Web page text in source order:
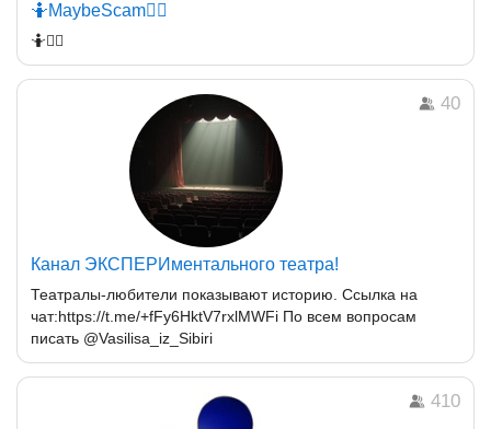
🤷MaybeScam🤷‍♀️
🤷🤷‍♀️
40
Канал ЭКСПЕРИментального театра!
Театралы-любители показывают историю. Ссылка на
чат:https://t.me/+fFy6HktV7rxlMWFi По всем вопросам
писать @Vasilisa_iz_Sibiri
410